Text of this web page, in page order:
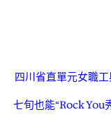
四川省直單元女職
七旬也能“Rock You